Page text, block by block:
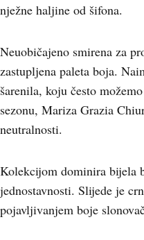
nježne haljine od šifona.
Neuobičajeno smirena za
zastupljena paleta boja.
šarenila, koju često
sezonu, Mariza Grazia
neutralnosti.
Kolekcijom dominira bijela
jednostavnosti. Slijede je
pojavljivanjem boje